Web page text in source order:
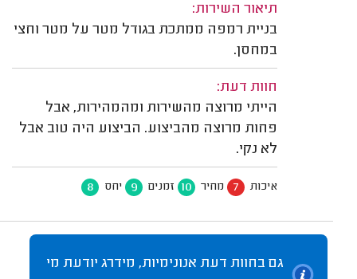
תיאור השירות:
בניית רמפה ממתכת בגודל מטר על מטר וחצי
במחסן.
חוות דעת:
הייתי מרוצה מהשירות ומהמהירות, אבל
פחות מרוצה מהביצוע. הביצוע היה טוב אבל
לא נקי.
איכות 7 מחיר 10 זמנים 9 יחס 8
גם בחוות דעת אנונימיות, מידרג יודעת מי